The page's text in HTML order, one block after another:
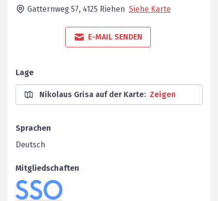
Gatternweg 57, 4125 Riehen Siehe Karte
E-MAIL SENDEN
Lage
Nikolaus Grisa auf der Karte: Zeigen
Sprachen
Deutsch
Mitgliedschaften